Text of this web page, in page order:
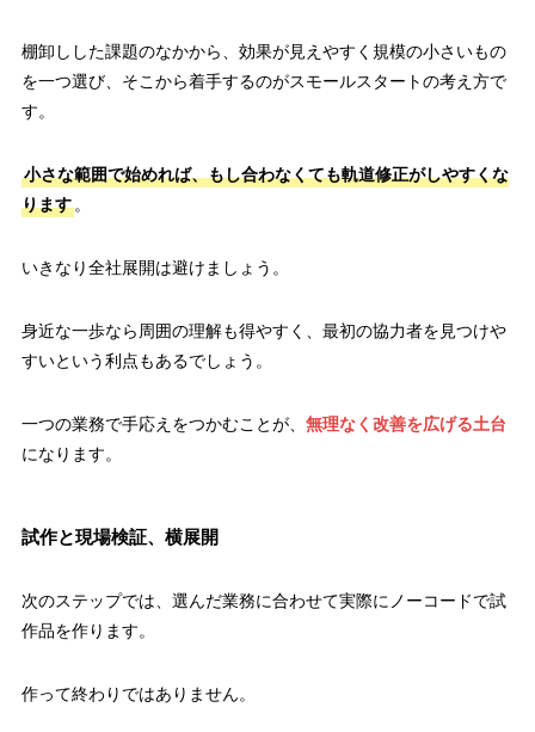
棚卸しした課題のなかから、効果が見えやすく規模の小さいもの
を一つ選び、そこから着手するのがスモールスタートの考え方で
す。
小さな範囲で始めれば、もし合わなくても軌道修正がしやすくな
ります。
いきなり全社展開は避けましょう。
身近な一歩なら周囲の理解も得やすく、最初の協力者を見つけや
すいという利点もあるでしょう。
一つの業務で手応えをつかむことが、 無理なく改善を広げる土台
になります。
試作と現場検証、横展開
次のステップでは、選んだ業務に合わせて実際にノーコードで試
作品を作ります。
作って終わりではありません。